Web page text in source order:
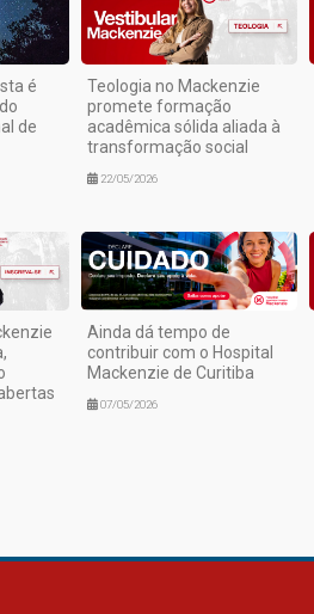
é
de
Teologia no Mackenzie
promete formação
acadêmica sólida aliada à
transformação social
22/05/2026
Ainda dá tempo de
contribuir com o Hospital
Mackenzie de Curitiba
07/05/2026